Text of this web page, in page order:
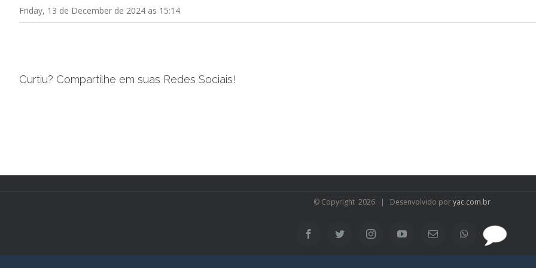
Friday, 13 de December de 2024 as 15:14
Curtiu? Compartilhe em suas Redes Sociais!
© Copyright 2026 | Desenvolvido poryac.com.br
FacebookTwitter InstagramYouTubeEmail WhatsApp
SAC